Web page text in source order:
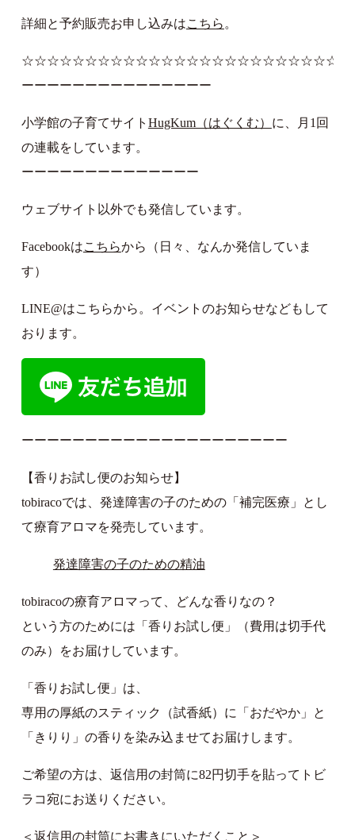
詳細と予約販売お申し込みはこちら 。
ーーーーーーーーーーーーーーー
小学館の子育てサイト HugKum（はぐくむ） に、月1回
の連載をしています。
ーーーーーーーーーーーーーー
ウェブサイト以外でも発信しています。
Facebookはこちらから（日々、なんか発信していま
す）
LINE@はこちらから。イベントのお知らせなどもして
おります。
ーーーーーーーーーーーーーーーーーーーーー
【香りお試し便のお知らせ】
tobiracoでは、発達障害の子のための「補完医療」とし
て療育アロマを発売しています。
発達障害の子のための精油
tobiracoの療育アロマって、どんな香りなの？
という方のためには「香りお試し便」（費用は切手代
のみ）をお届けしています。
「香りお試し便」は、
専用の厚紙のスティック（試香紙）に「おだやか」と
「きりり」の香りを染み込ませてお届けします。
ご希望の方は、返信用の封筒に82円切手を貼ってトビ
ラコ宛にお送りください。
＜返信用の封筒にお書きにいただくこと＞